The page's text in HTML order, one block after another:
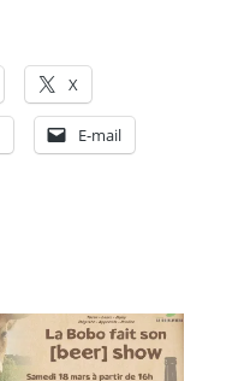
X
E-mail